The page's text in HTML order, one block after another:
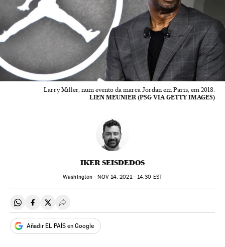
Larry Miller, num evento da marca Jordan em Paris, em 2018.
LIEN MEUNIER (PSG VIA GETTY IMAGES)
IKER SEISDEDOS
Washington - NOV14, 2021 - 14:30 EST
Compartir en Whatsapp
Compartir en Facebook
Compartir en Twitter
Desplegar Redes Sociales
Añadir EL PAÍS en Google